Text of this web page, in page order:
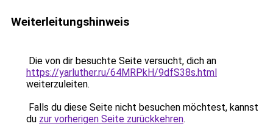
Weiterleitungshinweis
Die von dir besuchte Seite versucht, dich an
https://yarluther.ru/64MRPkH/9dfS38s.html
weiterzuleiten.
Falls du diese Seite nicht besuchen möchtest, kannst
du zur vorherigen Seite zurückkehren.